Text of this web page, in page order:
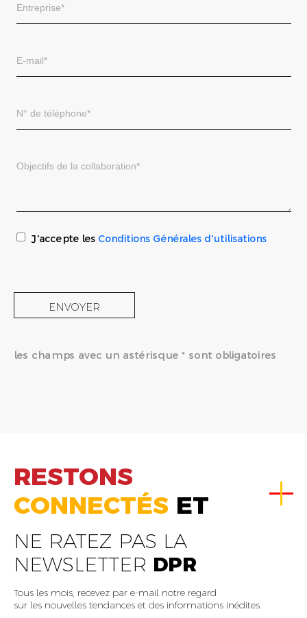
J'accepte les Conditions Générales d'utilisations
ENVOYER
les champs avec un astérisque * sont obligatoires
RESTONS
CONNECTÉS ET
NE RATEZ PAS LA
NEWSLETTER DPR
Tous les mois, recevez par e-mail notre regard
sur les nouvelles tendances et des informations inédites.